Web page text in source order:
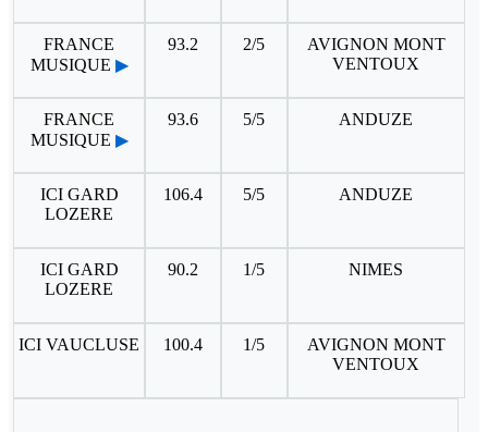
FRANCE
MUSIQUE ▶
93.2 2/5
AVIGNON MONT
VENTOUX
FRANCE
MUSIQUE ▶
93.6 5/5 ANDUZE
ICI GARD
LOZERE
106.4 5/5 ANDUZE
ICI GARD
LOZERE
90.2 1/5 NIMES
ICI VAUCLUSE 100.4 1/5
AVIGNON MONT
VENTOUX